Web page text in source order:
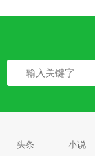
头条 小说